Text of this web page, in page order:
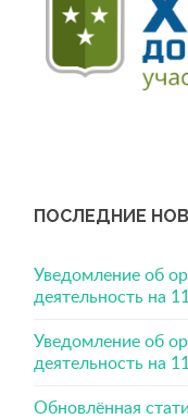
ПОСЛЕДНИЕ
Уведомление об
деятельность на
Уведомление об
деятельность на
Обновлённая